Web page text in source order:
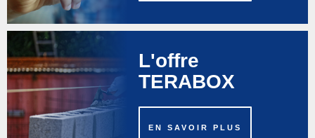
L'offre
TERABOX
EN SAVOIR PLUS